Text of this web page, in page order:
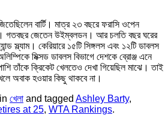
বার্টি। মাত্র ২৩ বছরে ফরাসি ওপেন
গতবছর জেতেন উইম্বলডন। আর চলতি বছর ঘরের
স্ল্যাম। কেরিয়ারে ১৫টি সিঙ্গলস এবং ১২টি ডাবলস
মিক্সড ডাবলস বিভাগে দেশকে ব্রোঞ্জ এনে
তাঁকে ক্রিকেট খেলতেও দেখা গিয়েছিল মাঝে। তাই
অবাক হওয়ার কিছু থাকবে না।
খেলা and tagged Ashley Barty,
at 25, WTA Rankings.